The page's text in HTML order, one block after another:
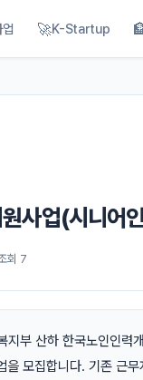
🚀K-Startup
사업(시니어
회 7
부 산하 한국노인인력
을 모집합니다. 기존 근